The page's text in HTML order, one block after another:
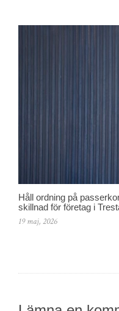
Håll ordning på
skillnad för företag i
19 maj, 2026